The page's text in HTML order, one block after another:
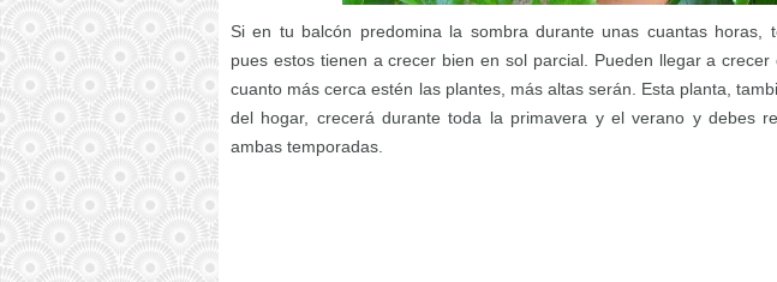
Si en tu balcón predomina la sombra durante unas cuantas horas,
pues estos tienen a crecer bien en sol parcial. Pueden llegar a
cuanto más cerca estén las plantes, más altas serán. Esta planta,
del hogar, crecerá durante toda la primavera y el verano y debes
ambas temporadas.